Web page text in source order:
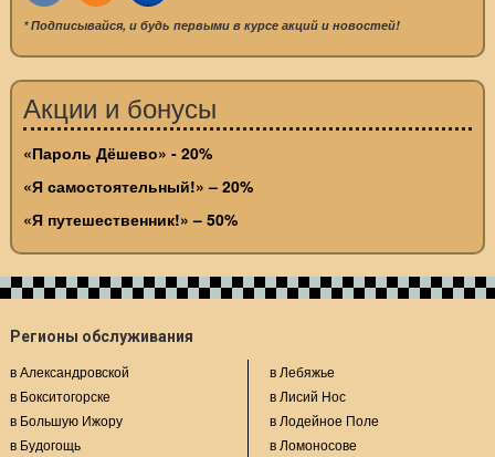
* Подписывайся, и будь первыми в курсе акций и новостей!
Акции и бонусы
«Пароль Дёшево» - 20%
«Я самостоятельный!» – 20%
«Я путешественник!» – 50%
Регионы обслуживания
в Александровской
в Бокситогорске
в Большую Ижору
в Будогощь
в Лебяжье
в Лисий Нос
в Лодейное Поле
в Ломоносове